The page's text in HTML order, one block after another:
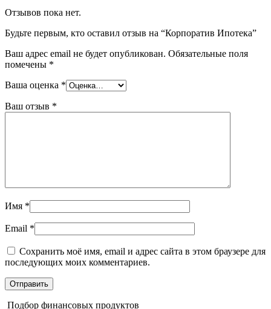
Отзывов пока нет.
Будьте первым, кто оставил отзыв на “Корпоратив Ипотека”
Ваш адрес email не будет опубликован. Обязательные поля
помечены *
Ваша оценка *
Ваш отзыв *
Имя *
Email *
Сохранить моё имя, email и адрес сайта в этом браузере для
последующих моих комментариев.
Подбор финансовых продуктов